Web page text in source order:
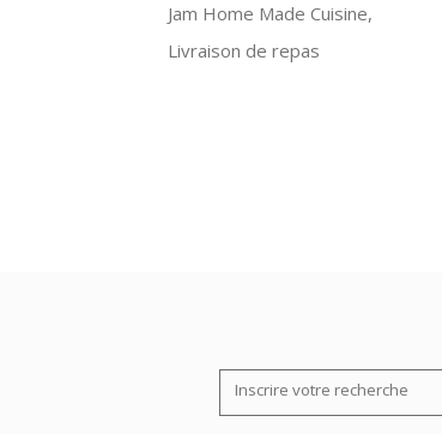
Jam Home Made Cuisine,
Livraison de repas